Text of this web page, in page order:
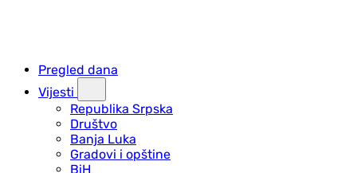
Pregled dana
Vijesti
Republika Srpska
Društvo
Banja Luka
Gradovi i opštine
BiH